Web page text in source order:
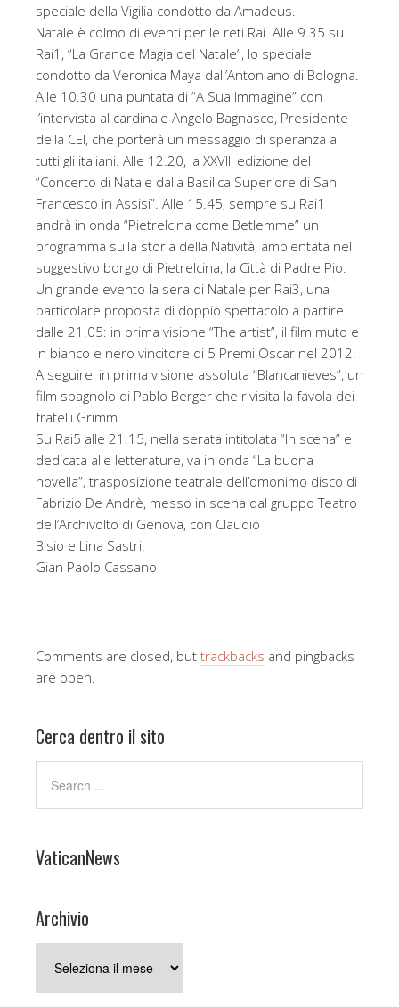
speciale della Vigilia condotto da Amadeus.
Natale è colmo di eventi per le reti Rai. Alle 9.35 su
Rai1, “La Grande Magia del Natale”, lo speciale
condotto da Veronica Maya dall’Antoniano di Bologna.
Alle 10.30 una puntata di “A Sua Immagine” con
l’intervista al cardinale Angelo Bagnasco, Presidente
della CEI, che porterà un messaggio di speranza a
tutti gli italiani. Alle 12.20, la XXVIII edizione del
“Concerto di Natale dalla Basilica Superiore di San
Francesco in Assisi”. Alle 15.45, sempre su Rai1
andrà in onda “Pietrelcina come Betlemme” un
programma sulla storia della Natività, ambientata nel
suggestivo borgo di Pietrelcina, la Città di Padre Pio.
Un grande evento la sera di Natale per Rai3, una
particolare proposta di doppio spettacolo a partire
dalle 21.05: in prima visione “The artist”, il film muto e
in bianco e nero vincitore di 5 Premi Oscar nel 2012.
A seguire, in prima visione assoluta “Blancanieves”, un
film spagnolo di Pablo Berger che rivisita la favola dei
fratelli Grimm.
Su Rai5 alle 21.15, nella serata intitolata “In scena” e
dedicata alle letterature, va in onda “La buona
novella”, trasposizione teatrale dell’omonimo disco di
Fabrizio De Andrè, messo in scena dal gruppo Teatro
dell’Archivolto di Genova, con Claudio
Bisio e Lina Sastri.
Gian Paolo Cassano
Comments are closed, but trackbacks and pingbacks
are open.
Cerca dentro il sito
VaticanNews
Archivio